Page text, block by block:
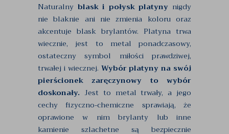
Naturalny blask i połysk platyny nigdy
nie blaknie ani nie zmienia koloru oraz
akcentuje blask brylantów. Platyna trwa
wiecznie, jest to metal ponadczasowy,
ostateczny symbol miłości prawdziwej,
trwałej i wiecznej. Wybór platyny na swój
pierścionek zaręczynowy to wybór
doskonały. Jest to metal trwały, a jego
cechy fizyczno-chemiczne sprawiają, że
oprawione w nim brylanty lub inne
kamienie szlachetne są bezpiecznie